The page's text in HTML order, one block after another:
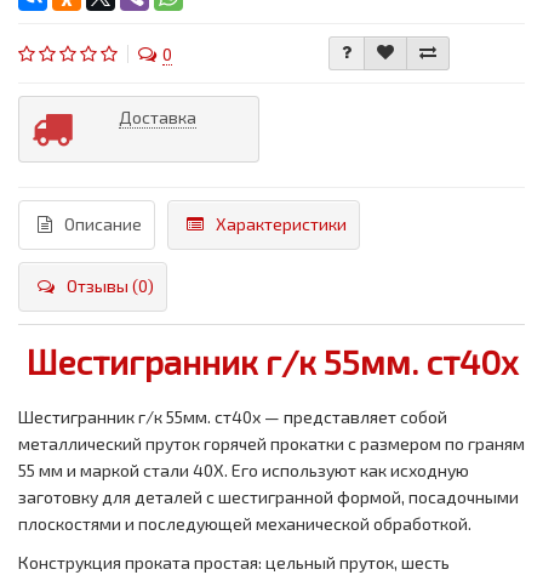
0
Доставка
Описание Характеристики
Отзывы (0)
Шестигранник г/к 55мм. ст40х
Шестигранник г/к 55мм. ст40х — представляет собой
металлический пруток горячей прокатки с размером по граням
55 мм и маркой стали 40Х. Его используют как исходную
заготовку для деталей с шестигранной формой, посадочными
плоскостями и последующей механической обработкой.
Конструкция проката простая: цельный пруток, шесть